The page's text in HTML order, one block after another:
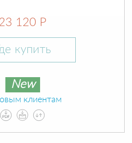
120 Р
купить
New
клиентам